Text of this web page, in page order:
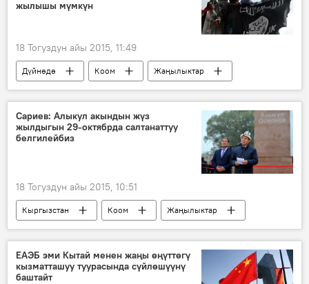
жылышы мүмкүн
18 Тогуздун айы 2015, 11:49
Дүйнөдө Коом
Жаңылыктар
Афганистан
террористтер
согушкер
"Ислам мамлекети" террордук тобу
Сариев: Алыкул акындын жүз
жылдыгын 29-октябрда салтанаттуу
белгилейбиз
18 Тогуздун айы 2015, 10:51
Кыргызстан Коом
Жаңылыктар
Темир Сариев
Алыкул Осмонов
акын
поэзия
ЕАЭБ эми Кытай менен жаңы өңүттөгү
кызматташуу туурасында сүйлөшүүнү
баштайт